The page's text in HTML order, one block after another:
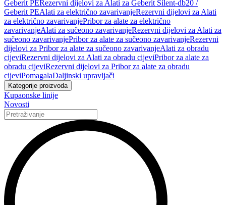
Geberit PERezervni dijelovi za Alati za Geberit Silent-db20 /
Geberit PEAlati za električno zavarivanjeRezervni dijelovi za Alati
za električno zavarivanjePribor za alate za električno
zavarivanjeAlati za sučeono zavarivanjeRezervni dijelovi za Alati za
sučeono zavarivanjePribor za alate za sučeono zavarivanjeRezervni
dijelovi za Pribor za alate za sučeono zavarivanjeAlati za obradu
cijeviRezervni dijelovi za Alati za obradu cijeviPribor za alate za
obradu cijeviRezervni dijelovi za Pribor za alate za obradu
cijeviPomagalaDaljinski upravljači
Kategorije proizvoda
Kupaonske linije
Novosti